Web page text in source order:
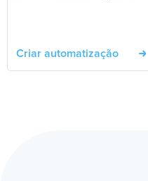
Criar automatização